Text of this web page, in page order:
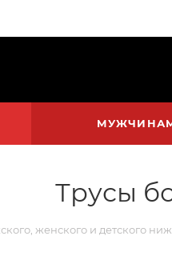
Трусы
женского и детского